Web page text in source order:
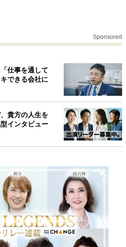
Sponsored
仕事を通して
できる会社に
貴方の人生を
インタビュー